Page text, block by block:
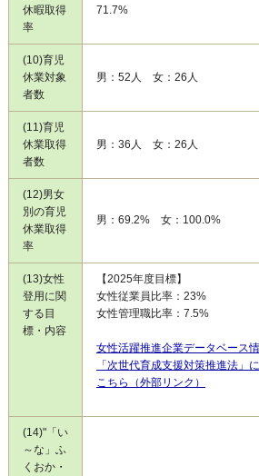
休暇取得
率
71.7%
(10)育児
休業対象
者数
男：52人 女：26人
(11)育児
休業取得
者数
男：36人 女：26人
(12)男女
別の育児
休業取得
率
男：69.2% 女：100.0%
(13)女性
登用に関
する目
標・内容
【2025年度目標】
女性従業員比率：23%
女性管理職比率：7.5%
女性活躍推進企業データベース
「次世代育成支援対策推進法」
こちら（外部リンク）
(14)"「い
～な」ふ
くおか・